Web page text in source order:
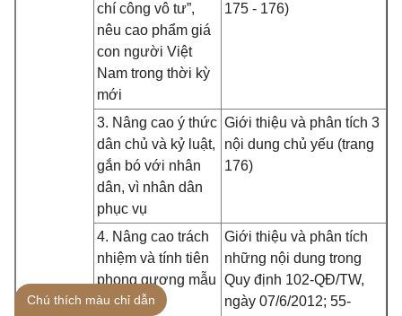
chí công vô tư”,
nêu cao phẩm giá
con người Việt
Nam trong thời kỳ
mới
175 - 176)
3. Nâng cao ý thức
dân chủ và kỷ luật,
gắn bó với nhân
dân, vì nhân dân
phục vụ
Giới thiệu và phân tích 3
nội dung chủ yếu (trang
176)
4. Nâng cao trách
nhiệm và tính tiên
phong gương mẫu
Giới thiệu và phân tích
những nội dung trong
Quy định 102-QĐ/TW,
ngày 07/6/2012; 55-
Chú thích màu chỉ dẫn